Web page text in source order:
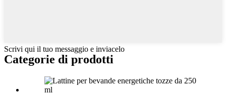
Scrivi qui il tuo messaggio e inviacelo
Categorie di prodotti